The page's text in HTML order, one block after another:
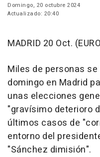
Domingo, 20 octubre 2024
Actualizado: 20:40
MADRID 20 Oct.
Miles de personas
domingo en Madrid
unas elecciones
"gravísimo deterioro
últimos casos de
entorno del
"Sánchez dimisión".